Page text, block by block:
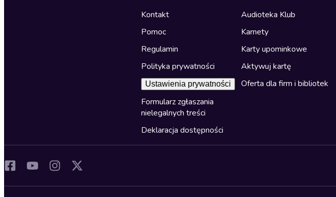
Kontakt
Pomoc
Regulamin
Polityka prywatności
Ustawienia prywatności
Formularz zgłaszania
nielegalnych treści
Deklaracja dostępności
Audioteka Klub
Karnety
Karty upominkowe
Aktywuj kartę
Oferta dla firm i bibliotek